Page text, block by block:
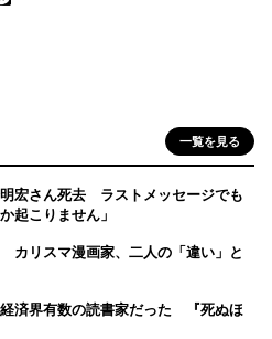
一覧を見る
宏さん死去 ラストメッセージでも
起こりません」
カリスマ漫画家、二人の「違い」と
済界有数の読書家だった 『死ぬほ